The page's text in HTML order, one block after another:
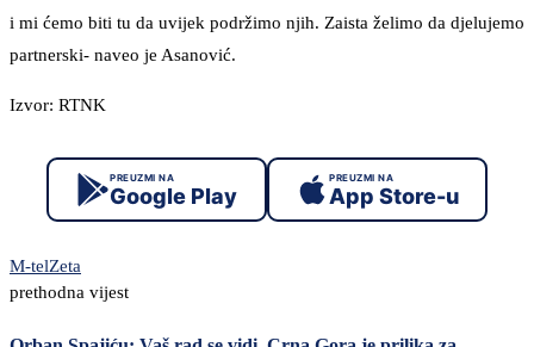
i mi ćemo biti tu da uvijek podržimo njih. Zaista želimo da djelujemo
partnerski- naveo je Asanović.
Izvor: RTNK
PREUZMI NA
Google Play
PREUZMI NA
App Store-u
M-telZeta
prethodna vijest